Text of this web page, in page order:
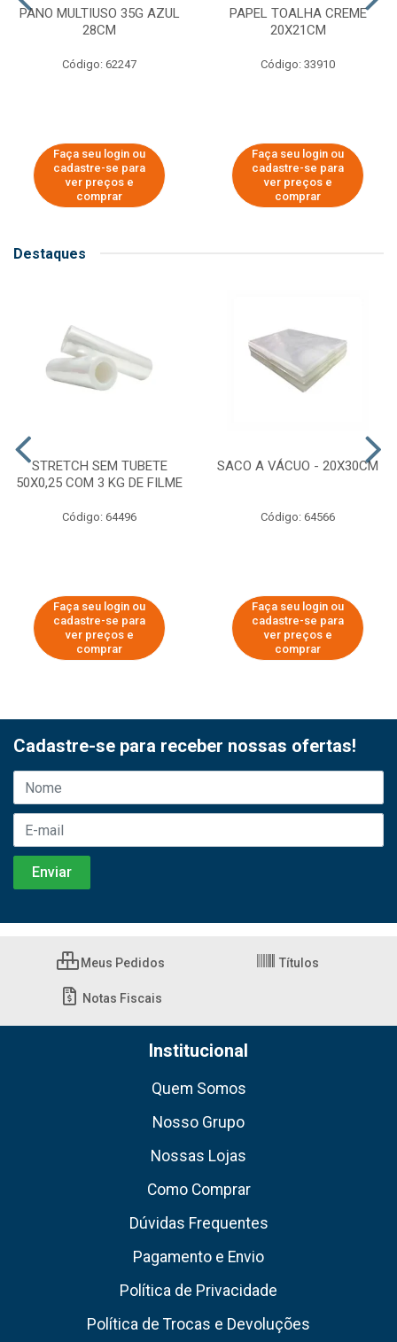
PANO MULTIUSO 35G AZUL
28CM
Código: 62247
Faça seu login ou
cadastre-se para
ver preços e
comprar
PAPEL TOALHA CREME
20X21CM
Código: 33910
Faça seu login ou
cadastre-se para
ver preços e
comprar
Destaques
STRETCH SEM TUBETE
50X0,25 COM 3 KG DE FILME
Código: 64496
Faça seu login ou
cadastre-se para
ver preços e
comprar
SACO A VÁCUO - 20X30CM
Código: 64566
Faça seu login ou
cadastre-se para
ver preços e
comprar
Cadastre-se para receber nossas ofertas!
Meus Pedidos Títulos
Notas Fiscais
Institucional
Quem Somos
Nosso Grupo
Nossas Lojas
Como Comprar
Dúvidas Frequentes
Pagamento e Envio
Política de Privacidade
Política de Trocas e Devoluções